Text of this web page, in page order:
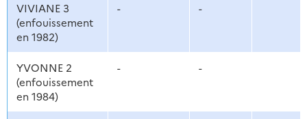
VIVIANE 3
(enfouissement
en 1982)
- -
YVONNE 2
(enfouissement
en 1984)
- -